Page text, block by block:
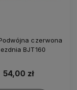
czerwona
BJT160
54,00 zł